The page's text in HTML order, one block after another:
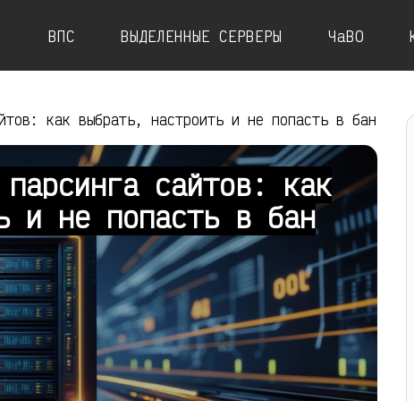
ВПС ВЫДЕЛЕННЫЕ СЕРВЕРЫ ЧаВО
как выбрать, настроить и не попасть в бан
парсинга сайтов: как
и не попасть в бан